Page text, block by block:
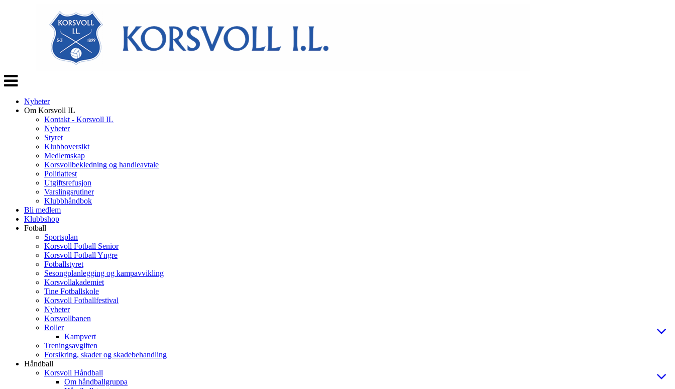
Veksle
navigasjon
Nyheter
Om Korsvoll IL
Kontakt - Korsvoll IL
Nyheter
Styret
Klubboversikt
Medlemskap
Korsvollbekledning og handleavtale
Politiattest
Utgiftsrefusjon
Varslingsrutiner
Klubbhåndbok
Bli medlem
Klubbshop
Fotball
Sportsplan
Korsvoll Fotball Senior
Korsvoll Fotball Yngre
Fotballstyret
Sesongplanlegging og kampavvikling
Korsvollakademiet
Tine Fotballskole
Korsvoll Fotballfestival
Nyheter
Korsvollbanen
Roller
Kampvert
Treningsavgiften
Forsikring, skader og skadebehandling
Håndball
Korsvoll Håndball
Om håndballgruppa